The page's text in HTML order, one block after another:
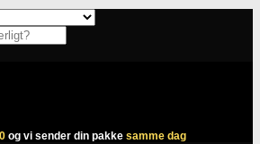
og vi sender din pakke samme dag